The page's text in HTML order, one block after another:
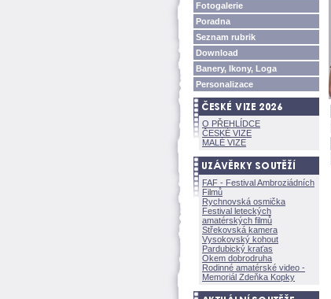
Fotogalerie
Poradna
Seznam rubrik
Download
Banery, Ikony, Loga
Personalizace
O PŘEHLÍDCE
ČESKÉ VIZE
MALÉ VIZE
FAF - Festival Ambroziádních
Filmů
Rychnovská osmička
Festival leteckých
amatérských filmů
Střekovská kamera
Vysokovský kohout
Pardubický kraťas
Okem dobrodruha
Rodinné amatérské video -
Memoriál Zdeňka Kopky